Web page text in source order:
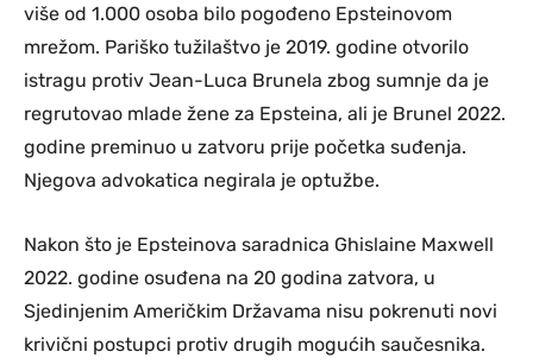
više od 1.000 osoba bilo pogođeno Epsteinovom
mrežom. Pariško tužilaštvo je 2019. godine otvorilo
istragu protiv Jean-Luca Brunela zbog sumnje da je
regrutovao mlade žene za Epsteina, ali je Brunel 2022.
godine preminuo u zatvoru prije početka suđenja.
Njegova advokatica negirala je optužbe.
Nakon što je Epsteinova saradnica Ghislaine Maxwell
2022. godine osuđena na 20 godina zatvora, u
Sjedinjenim Američkim Državama nisu pokrenuti novi
krivični postupci protiv drugih mogućih saučesnika.